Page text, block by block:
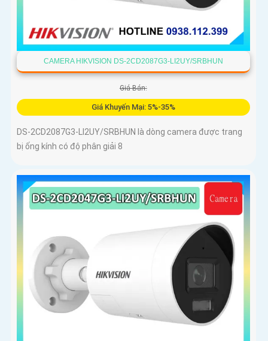
CAMERA HIKVISION DS-2CD2087G3-LI2UY/SRBHUN
Giá Bán:
Giá Khuyến Mại: 5%-35%
DS-2CD2087G3-LI2UY/SRBHUN là dòng camera được trang
bị ống kính có độ phân giải 8